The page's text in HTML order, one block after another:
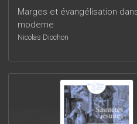
Marges et évangélisation
moderne
Nicolas Diochon